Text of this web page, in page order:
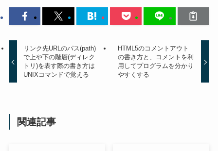
リンク先URLのパス(path)
で上や下の階層(ディレク
トリ)を表す際の書き方は
UNIXコマンドで覚える
HTML5のコメントアウト
の書き方と、コメントを利
用してプログラムを分かり
やすくする
関連記事